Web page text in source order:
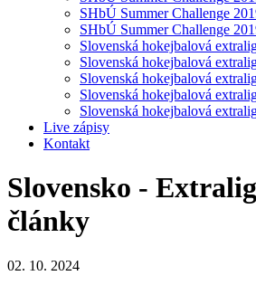
SHbÚ Summer Challenge
SHbÚ Summer Challenge
Slovenská hokejbalová
Slovenská hokejbalová
Slovenská hokejbalová
Slovenská hokejbalová
Slovenská hokejbalová
Live zápisy
Kontakt
Slovensko -
články
02. 10. 2024